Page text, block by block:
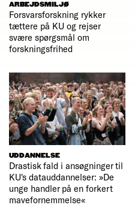
ARBEJDSMILJØ
Forsvarsforskning rykker
tættere på KU og rejser
svære spørgsmål om
forskningsfrihed
UDDANNELSE
Drastisk fald i ansøgninger til
KU's datauddannelser: »De
unge handler på en forkert
mavefornemmelse«